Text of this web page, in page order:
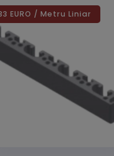
EURO / Metru Liniar